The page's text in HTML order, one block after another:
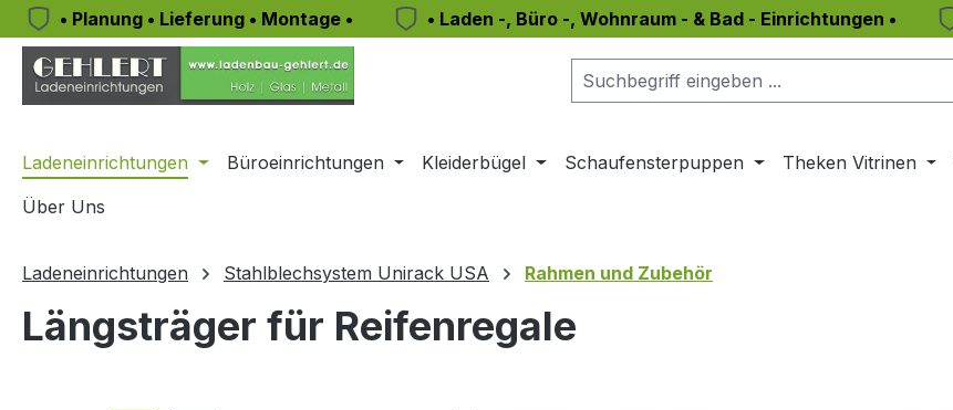
Hauptinhalt springen
Zur Suche springen
Zur Hauptnavigation springen
• Planung • Lieferung • Montage • • Laden -, Büro -, Wohnraum - & Bad - Einrichtungen •
Ladeneinrichtungen Büroeinrichtungen Kleiderbügel Schaufensterpuppen Theken Vitrinen
Über Uns
Ladeneinrichtungen Stahlblechsystem Unirack USA Rahmen und Zubehör
Längsträger für Reifenregale